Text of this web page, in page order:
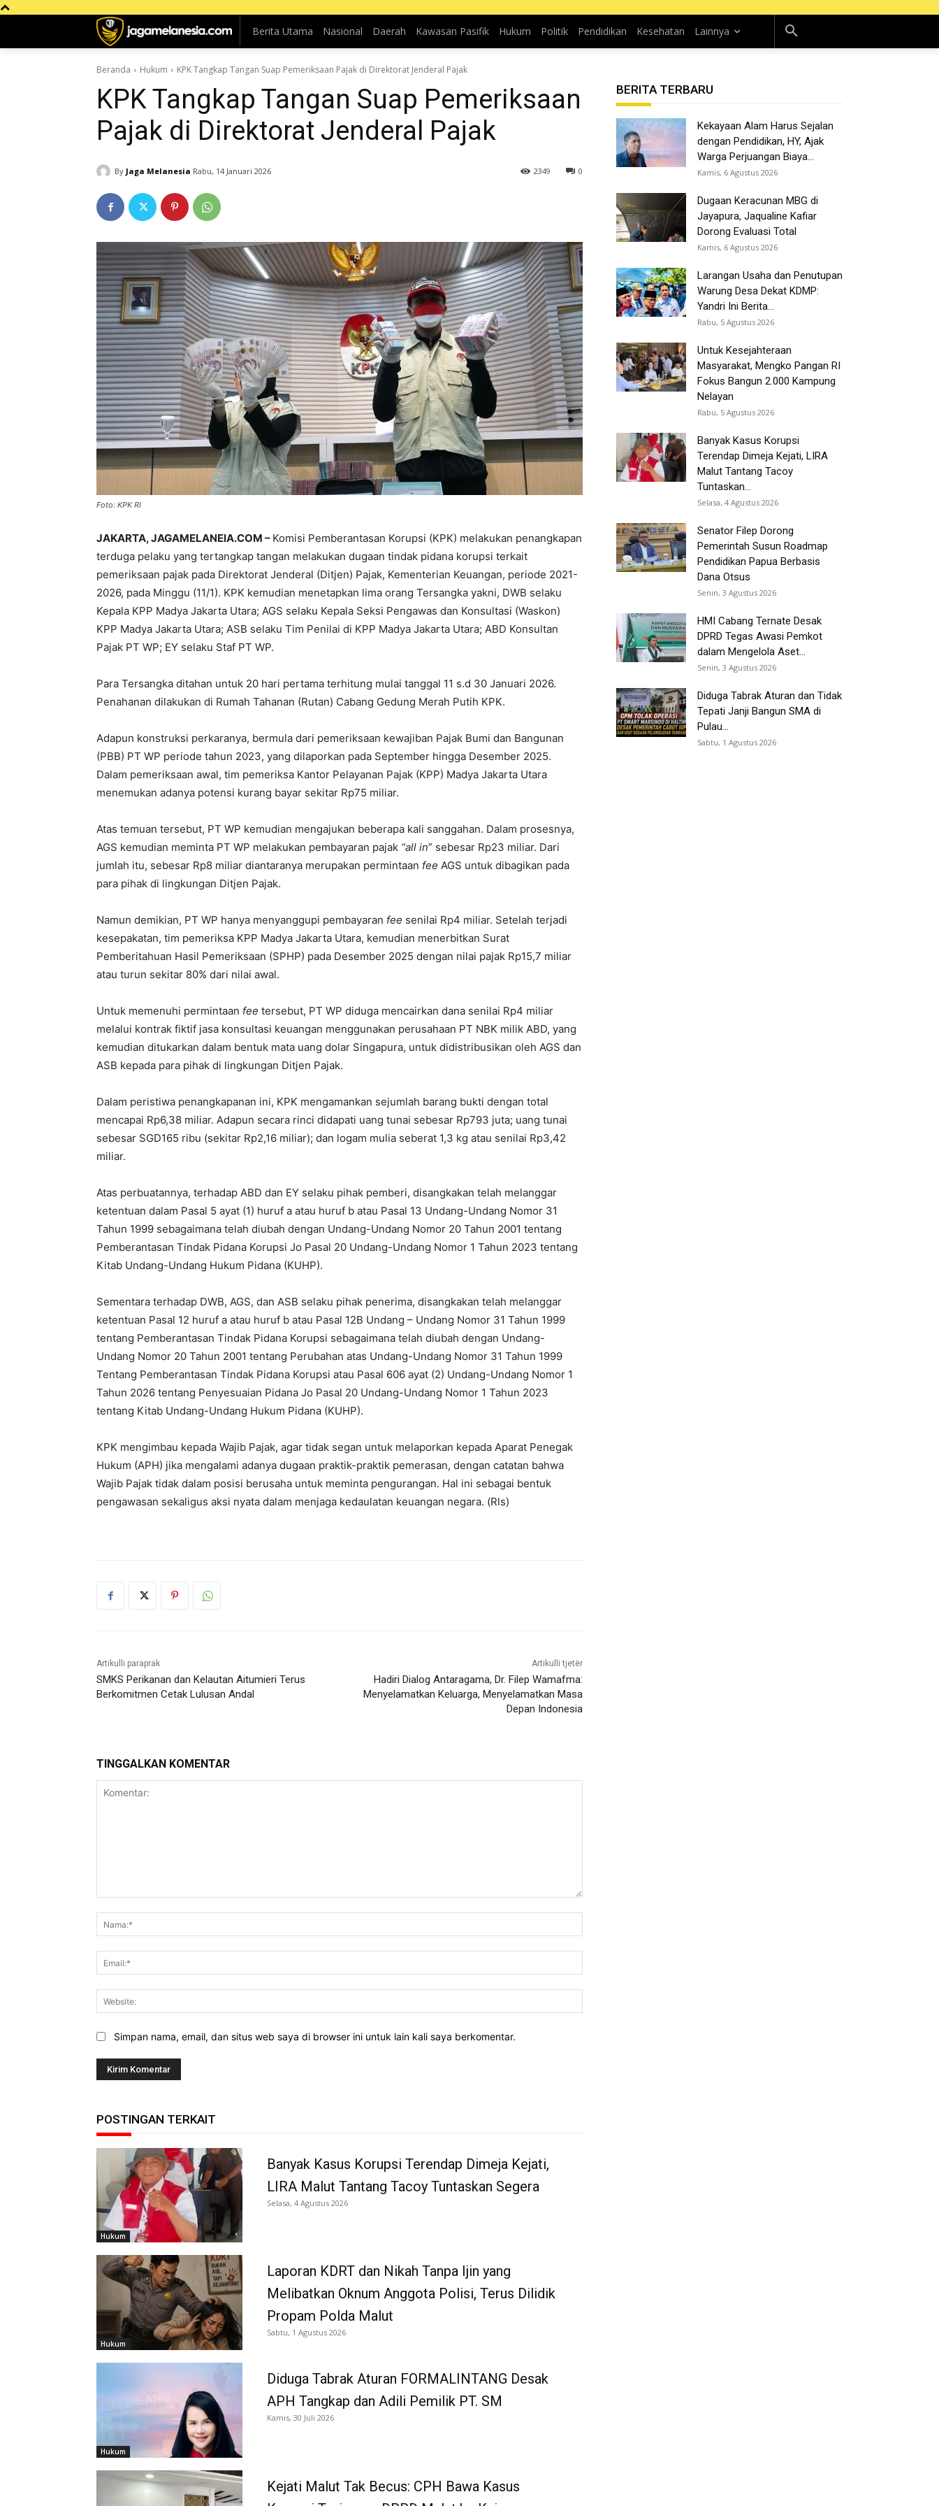
Berita Utama Nasional Daerah Kawasan Pasifik Hukum Politik Pendidikan Kesehatan Lainnya
Beranda Hukum KPK Tangkap Tangan Suap Pemeriksaan Pajak di Direktorat Jenderal Pajak
KPK Tangkap Tangan Suap Pemeriksaan
Pajak di Direktorat Jenderal Pajak
By Jaga Melanesia Rabu, 14 Januari 2026 0
2349
Foto: KPK RI
JAKARTA, JAGAMELANEIA.COM – Komisi Pemberantasan Korupsi (KPK) melakukan penangkapan
terduga pelaku yang tertangkap tangan melakukan dugaan tindak pidana korupsi terkait
pemeriksaan pajak pada Direktorat Jenderal (Ditjen) Pajak, Kementerian Keuangan, periode 2021-
2026, pada Minggu (11/1). KPK kemudian menetapkan lima orang Tersangka yakni, DWB selaku
Kepala KPP Madya Jakarta Utara; AGS selaku Kepala Seksi Pengawas dan Konsultasi (Waskon)
KPP Madya Jakarta Utara; ASB selaku Tim Penilai di KPP Madya Jakarta Utara; ABD Konsultan
Pajak PT WP; EY selaku Staf PT WP.
Para Tersangka ditahan untuk 20 hari pertama terhitung mulai tanggal 11 s.d 30 Januari 2026.
Penahanan dilakukan di Rumah Tahanan (Rutan) Cabang Gedung Merah Putih KPK.
Adapun konstruksi perkaranya, bermula dari pemeriksaan kewajiban Pajak Bumi dan Bangunan
(PBB) PT WP periode tahun 2023, yang dilaporkan pada September hingga Desember 2025.
Dalam pemeriksaan awal, tim pemeriksa Kantor Pelayanan Pajak (KPP) Madya Jakarta Utara
menemukan adanya potensi kurang bayar sekitar Rp75 miliar.
Atas temuan tersebut, PT WP kemudian mengajukan beberapa kali sanggahan. Dalam prosesnya,
AGS kemudian meminta PT WP melakukan pembayaran pajak “all in” sebesar Rp23 miliar. Dari
jumlah itu, sebesar Rp8 miliar diantaranya merupakan permintaan fee AGS untuk dibagikan pada
para pihak di lingkungan Ditjen Pajak.
Namun demikian, PT WP hanya menyanggupi pembayaran fee senilai Rp4 miliar. Setelah terjadi
kesepakatan, tim pemeriksa KPP Madya Jakarta Utara, kemudian menerbitkan Surat
Pemberitahuan Hasil Pemeriksaan (SPHP) pada Desember 2025 dengan nilai pajak Rp15,7 miliar
atau turun sekitar 80% dari nilai awal.
Untuk memenuhi permintaan fee tersebut, PT WP diduga mencairkan dana senilai Rp4 miliar
melalui kontrak fiktif jasa konsultasi keuangan menggunakan perusahaan PT NBK milik ABD, yang
kemudian ditukarkan dalam bentuk mata uang dolar Singapura, untuk didistribusikan oleh AGS dan
ASB kepada para pihak di lingkungan Ditjen Pajak.
Dalam peristiwa penangkapanan ini, KPK mengamankan sejumlah barang bukti dengan total
mencapai Rp6,38 miliar. Adapun secara rinci didapati uang tunai sebesar Rp793 juta; uang tunai
sebesar SGD165 ribu (sekitar Rp2,16 miliar); dan logam mulia seberat 1,3 kg atau senilai Rp3,42
miliar.
Atas perbuatannya, terhadap ABD dan EY selaku pihak pemberi, disangkakan telah melanggar
ketentuan dalam Pasal 5 ayat (1) huruf a atau huruf b atau Pasal 13 Undang-Undang Nomor 31
Tahun 1999 sebagaimana telah diubah dengan Undang-Undang Nomor 20 Tahun 2001 tentang
Pemberantasan Tindak Pidana Korupsi Jo Pasal 20 Undang-Undang Nomor 1 Tahun 2023 tentang
Kitab Undang-Undang Hukum Pidana (KUHP).
Sementara terhadap DWB, AGS, dan ASB selaku pihak penerima, disangkakan telah melanggar
ketentuan Pasal 12 huruf a atau huruf b atau Pasal 12B Undang – Undang Nomor 31 Tahun 1999
tentang Pemberantasan Tindak Pidana Korupsi sebagaimana telah diubah dengan Undang-
Undang Nomor 20 Tahun 2001 tentang Perubahan atas Undang-Undang Nomor 31 Tahun 1999
Tentang Pemberantasan Tindak Pidana Korupsi atau Pasal 606 ayat (2) Undang-Undang Nomor 1
Tahun 2026 tentang Penyesuaian Pidana Jo Pasal 20 Undang-Undang Nomor 1 Tahun 2023
tentang Kitab Undang-Undang Hukum Pidana (KUHP).
KPK mengimbau kepada Wajib Pajak, agar tidak segan untuk melaporkan kepada Aparat Penegak
Hukum (APH) jika mengalami adanya dugaan praktik-praktik pemerasan, dengan catatan bahwa
Wajib Pajak tidak dalam posisi berusaha untuk meminta pengurangan. Hal ini sebagai bentuk
pengawasan sekaligus aksi nyata dalam menjaga kedaulatan keuangan negara. (Rls)
Artikulli paraprak
SMKS Perikanan dan Kelautan Aitumieri Terus
Berkomitmen Cetak Lulusan Andal
Artikulli tjetër
Hadiri Dialog Antaragama, Dr. Filep Wamafma:
Menyelamatkan Keluarga, Menyelamatkan Masa
Depan Indonesia
TINGGALKAN KOMENTAR
Simpan nama, email, dan situs web saya di browser ini untuk lain kali saya berkomentar.
POSTINGAN TERKAIT
Hukum
Banyak Kasus Korupsi Terendap Dimeja Kejati,
LIRA Malut Tantang Tacoy Tuntaskan Segera
Selasa, 4 Agustus 2026
Hukum
Laporan KDRT dan Nikah Tanpa Ijin yang
Melibatkan Oknum Anggota Polisi, Terus Dilidik
Propam Polda Malut
Sabtu, 1 Agustus 2026
Hukum
Diduga Tabrak Aturan FORMALINTANG Desak
APH Tangkap dan Adili Pemilik PT. SM
Kamis, 30 Juli 2026
Kejati Malut Tak Becus: CPH Bawa Kasus
BERITA TERBARU
Kekayaan Alam Harus Sejalan
dengan Pendidikan, HY, Ajak
Warga Perjuangan Biaya...
Kamis, 6 Agustus 2026
Dugaan Keracunan MBG di
Jayapura, Jaqualine Kafiar
Dorong Evaluasi Total
Kamis, 6 Agustus 2026
Larangan Usaha dan Penutupan
Warung Desa Dekat KDMP:
Yandri Ini Berita...
Rabu, 5 Agustus 2026
Untuk Kesejahteraan
Masyarakat, Mengko Pangan RI
Fokus Bangun 2.000 Kampung
Nelayan
Rabu, 5 Agustus 2026
Banyak Kasus Korupsi
Terendap Dimeja Kejati, LIRA
Malut Tantang Tacoy
Tuntaskan...
Selasa, 4 Agustus 2026
Senator Filep Dorong
Pemerintah Susun Roadmap
Pendidikan Papua Berbasis
Dana Otsus
Senin, 3 Agustus 2026
HMI Cabang Ternate Desak
DPRD Tegas Awasi Pemkot
dalam Mengelola Aset...
Senin, 3 Agustus 2026
Diduga Tabrak Aturan dan Tidak
Tepati Janji Bangun SMA di
Pulau...
Sabtu, 1 Agustus 2026